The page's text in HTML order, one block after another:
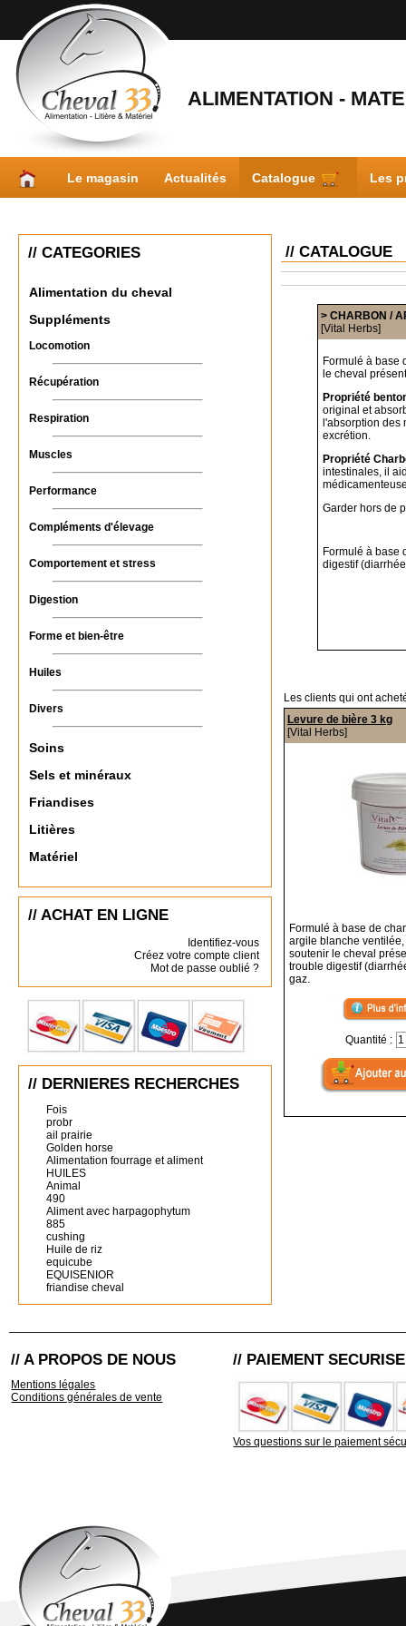
ALIMENTATION -
Le magasin Actualités Catalogue Les
// CATEGORIES
Alimentation du cheval
Suppléments
Locomotion
Récupération
Respiration
Muscles
Performance
Compléments d'élevage
Comportement et stress
Digestion
Forme et bien-être
Huiles
Divers
Soins
Sels et minéraux
Friandises
Litières
Matériel
// ACHAT EN LIGNE
Identifiez-vous
Créez votre compte client
Mot de passe oublié ?
// DERNIERES RECHERCHES
Fois
probr
ail prairie
Golden horse
Alimentation fourrage et aliment
HUILES
Animal
490
Aliment avec harpagophytum
885
cushing
Huile de riz
equicube
EQUISENIOR
friandise cheval
// CATALOGUE
> CHARBON /
[Vital Herbs]
Formulé à base
le cheval
Propriété
original et
l'absorption des
excrétion.
Propriété
intestinales, il
Garder hors de
Formulé à base
digestif
Les clients qui ont
Levure de bière 3 kg
[Vital Herbs]
Formulé à base de
argile blanche
soutenir le cheval
trouble digestif
gaz.
Quantité :
// A PROPOS DE NOUS
Mentions légales
Conditions générales de vente
// PAIEMENT SECURISE
Vos questions sur le paiement